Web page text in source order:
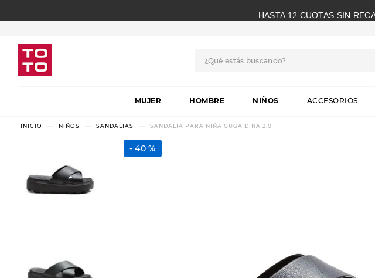
HASTA 12 CUOTAS SIN
MUJER HOMBRE NIÑOS ACCESORIOS
NIÑOS SANDALIAS SANDALIA PARA NIÑA GUGA DINA 2.0
40 %
1.
botas
2.
skechers
3.